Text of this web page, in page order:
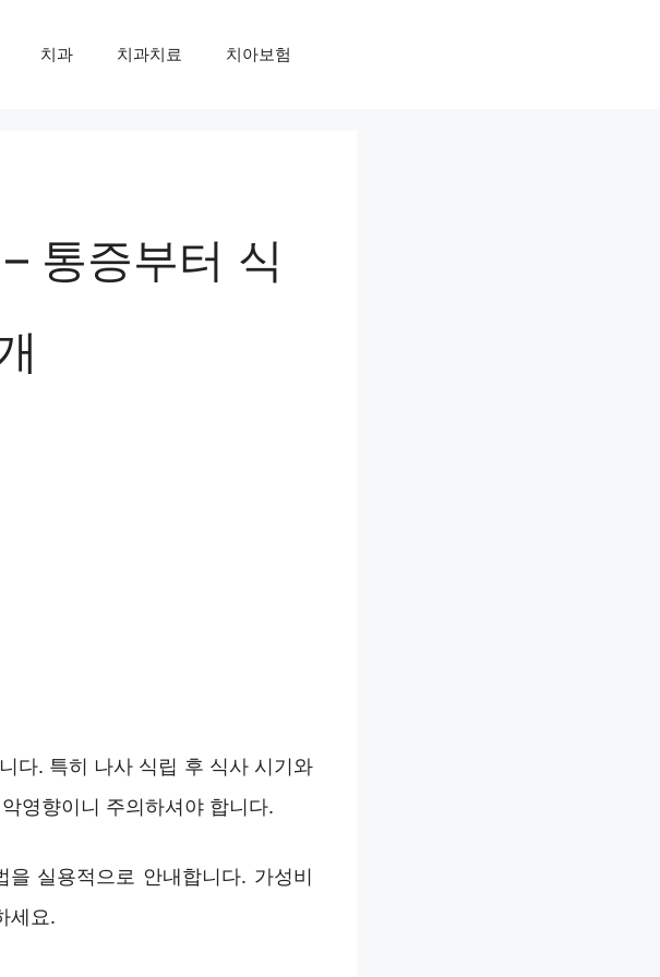
치과 치과치료 치아보험
통증부터 식
다. 특히 나사 식립 후 식사 시기와
영향이니 주의하셔야 합니다.
실용적으로 안내합니다. 가성비
세요.